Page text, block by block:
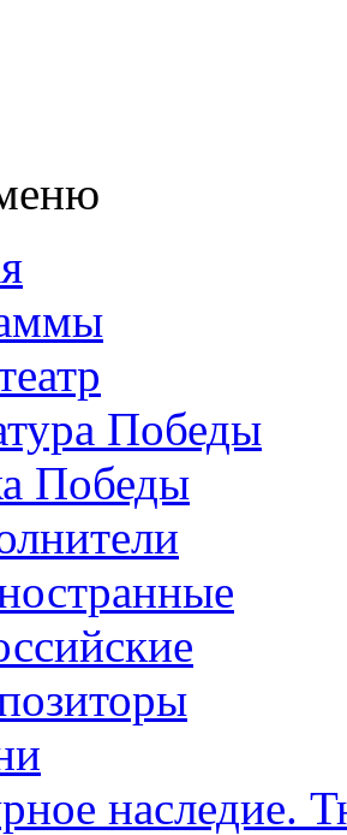
Победы
Победы
наследие.